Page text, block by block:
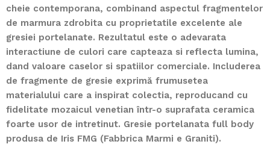
cheie contemporana, combinand aspectul fragmentelor
de marmura zdrobita cu proprietatile excelente ale
gresiei portelanate. Rezultatul este o adevarata
interactiune de culori care capteaza si reflecta lumina,
dand valoare caselor si spatiilor comerciale. Includerea
de fragmente de gresie exprimă frumusetea
materialului care a inspirat colectia, reproducand cu
fidelitate mozaicul venetian într-o suprafata ceramica
foarte usor de intretinut. Gresie portelanata full body
produsa de Iris FMG (Fabbrica Marmi e Graniti).